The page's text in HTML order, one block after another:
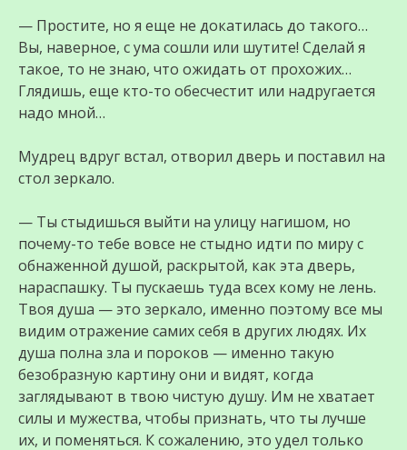
— Простите, но я еще не докатилась до такого…
Вы, наверное, с ума сошли или шутите! Сделай я
такое, то не знаю, что ожидать от прохожих…
Глядишь, еще кто-то обесчестит или надругается
надо мной…
Мудрец вдруг встал, отворил дверь и поставил на
стол зеркало.
— Ты стыдишься выйти на улицу нагишом, но
почему-то тебе вовсе не стыдно идти по миру с
обнаженной душой, раскрытой, как эта дверь,
нараспашку. Ты пускаешь туда всех кому не лень.
Твоя душа — это зеркало, именно поэтому все мы
видим отражение самих себя в других людях. Их
душа полна зла и пороков — именно такую
безобразную картину они и видят, когда
заглядывают в твою чистую душу. Им не хватает
силы и мужества, чтобы признать, что ты лучше
их, и поменяться. К сожалению, это удел только